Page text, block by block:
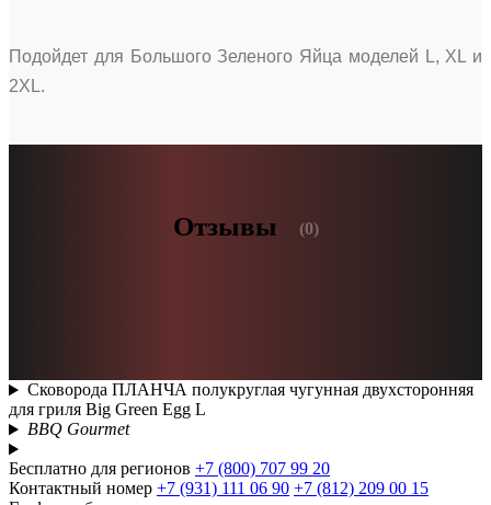
Подойдет для Большого Зеленого Яйца моделей L, XL и
2XL.
Отзывы (0)
Сковорода ПЛАНЧА полукруглая чугунная двухсторонняя
для гриля Big Green Egg L
BBQ Gourmet
Бесплатно для регионов +7 (800) 707 99 20
Контактный номер +7 (931) 111 06 90 +7 (812) 209 00 15